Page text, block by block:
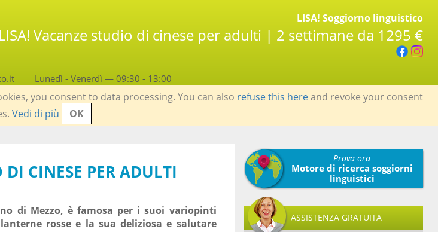
LISA! Soggiorno linguistico
LISA! Vacanze studio di cinese per adulti | 2 settimane da 1295 €
Lunedì - Venerdì — 09:30 - 13:00
you consent to data processing. You can also refuse this hereand revoke your consent
Vedi di più OK
CINESE PER ADULTI
di Mezzo, è famosa per i suoi variopinti
rosse e la sua deliziosa e salutare
Prova ora
Motore di ricerca soggiorni
linguistici
ASSISTENZA GRATUITA